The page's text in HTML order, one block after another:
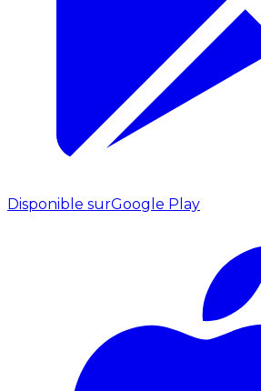
Disponible surGoogle Play